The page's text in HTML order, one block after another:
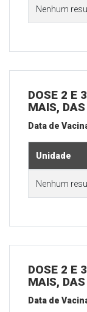
Nenhum
DOSE 2 E
MAIS,
Data de
Unidade
Nenhum
DOSE 2 E
MAIS,
Data de